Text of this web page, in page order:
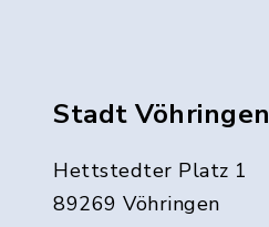
Stadt Vöhringen
Hettstedter Platz 1
89269 Vöhringen